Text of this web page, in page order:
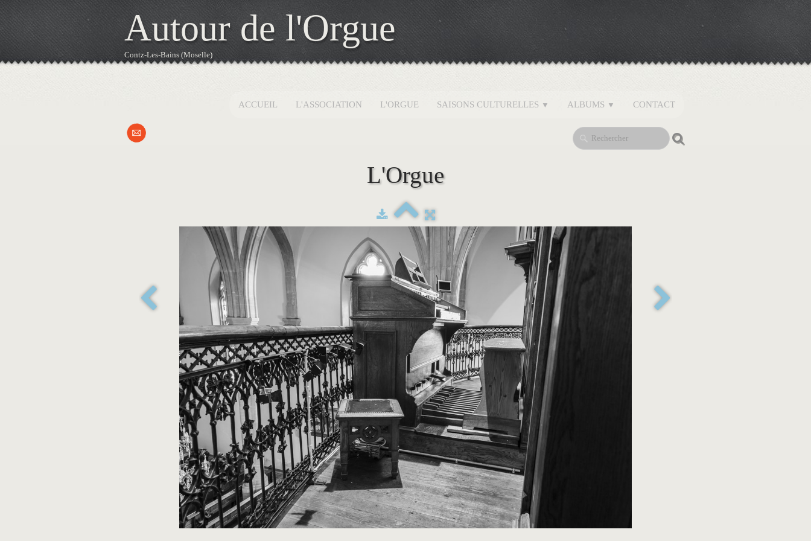
Autour de l'Orgue
Contz-Les-Bains (Moselle)
ACCUEIL L'ASSOCIATION L'ORGUE SAISONS CULTURELLES ▼ ALBUMS ▼ CONTACT
L'Orgue